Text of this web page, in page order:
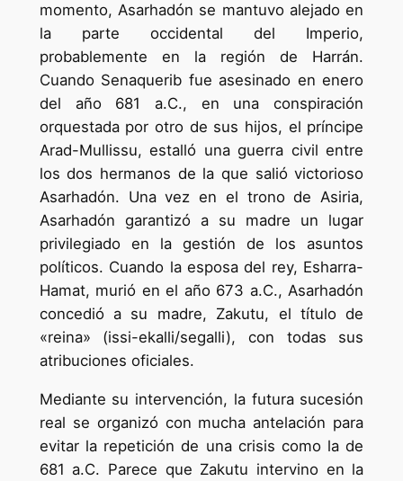
momento, Asarhadón se mantuvo alejado en
la parte occidental del Imperio,
probablemente en la región de Harrán.
Cuando Senaquerib fue asesinado en enero
del año 681 a.C., en una conspiración
orquestada por otro de sus hijos, el príncipe
Arad-Mullissu, estalló una guerra civil entre
los dos hermanos de la que salió victorioso
Asarhadón. Una vez en el trono de Asiria,
Asarhadón garantizó a su madre un lugar
privilegiado en la gestión de los asuntos
políticos. Cuando la esposa del rey, Esharra-
Hamat, murió en el año 673 a.C., Asarhadón
concedió a su madre, Zakutu, el título de
«reina» (issi-ekalli/segalli), con todas sus
atribuciones oficiales.
Mediante su intervención, la futura sucesión
real se organizó con mucha antelación para
evitar la repetición de una crisis como la de
681 a.C. Parece que Zakutu intervino en la